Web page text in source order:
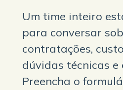
Um time inteiro
para conversar
contratações,
dúvidas técnicas e
Preencha o